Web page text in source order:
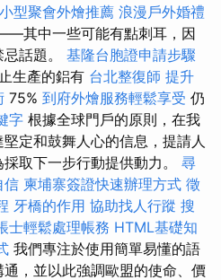
小型聚會外燴推薦 浪漫戶外婚禮
其中一些可能有點刺耳，因
話題。 基隆台胞證申請步驟
生產的鋁有 台北整復師 提升
75% 到府外燴服務輕鬆享受 仍
字 根據全球門戶的原則，在我
定和鼓舞人心的信息，提請人
取下一步行動提供動力。 尋
信 柬埔寨簽證快速辦理方式 徵
牙橋的作用 協助找人行蹤 搜
士輕鬆處理帳務 HTML基礎知
我們專注於使用簡單易懂的語
，並以此強調歐盟的使命、價